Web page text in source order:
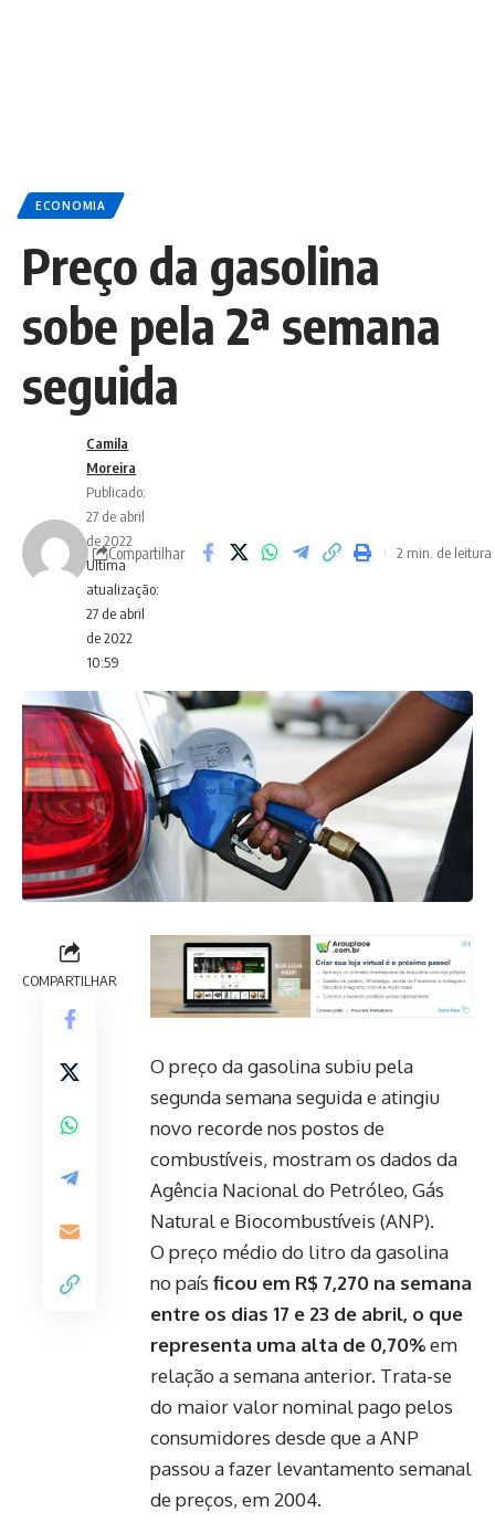
ECONOMIA
Preço da gasolina
sobe pela 2ª semana
seguida
Ultima
atualização:
27 de abril
de 2022
10:59
Camila
Moreira
Publicado:
27 de abril
de 2022
Compartilhar 2 min. de leitura
COMPARTILHAR
O preço da gasolina subiu pela
segunda semana seguida e atingiu
novo recorde nos postos de
combustíveis, mostram os dados da
Agência Nacional do Petróleo, Gás
Natural e Biocombustíveis (ANP).
O preço médio do litro da gasolina
no país ficou em R$ 7,270 na semana
entre os dias 17 e 23 de abril, o que
representa uma alta de 0,70%em
relação a semana anterior. Trata-se
do maior valor nominal pago pelos
consumidores desde que a ANP
passou a fazer levantamento semanal
de preços, em 2004.